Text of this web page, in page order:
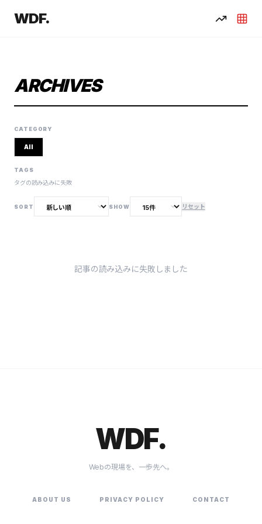
WDF.
ARCHIVES
CATEGORY
All
TAGS
タグの読み込みに失敗
SORT SHOW リセット
記事の読み込みに失敗しました
WDF.
Webの現場を、一歩先へ。
ABOUT US PRIVACY POLICY CONTACT